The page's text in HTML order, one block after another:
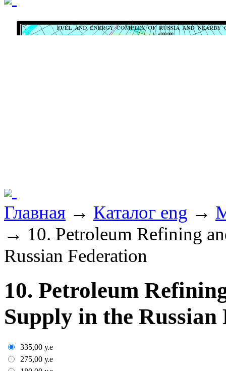
Главная → Каталог eng →
→ 10. Petroleum Refining
Russian Federation
10. Petroleum
Supply in the Russian
335,00 у.е
275,00 у.е